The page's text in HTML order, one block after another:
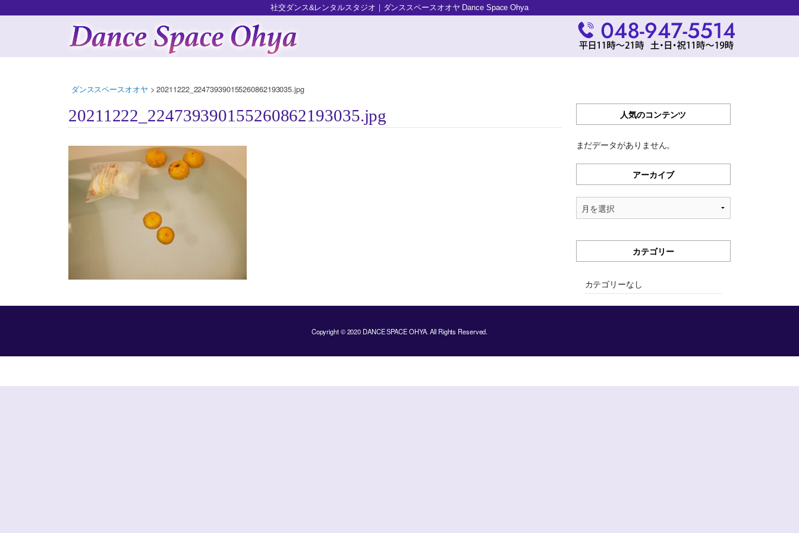
社交ダンス&レンタルスタジオ｜ダンススペースオオヤ Dance Space Ohya
ダンススペースオオヤ >20211222_224739390155260862193035.jpg
20211222_224739390155260862193035.jpg 人気のコンテンツ
まだデータがありません。
アーカイブ
ア
ー
ブ
カテゴリー
カテゴリーなし
Copyright © 2020 DANCE SPACE OHYA. All Rights Reserved.